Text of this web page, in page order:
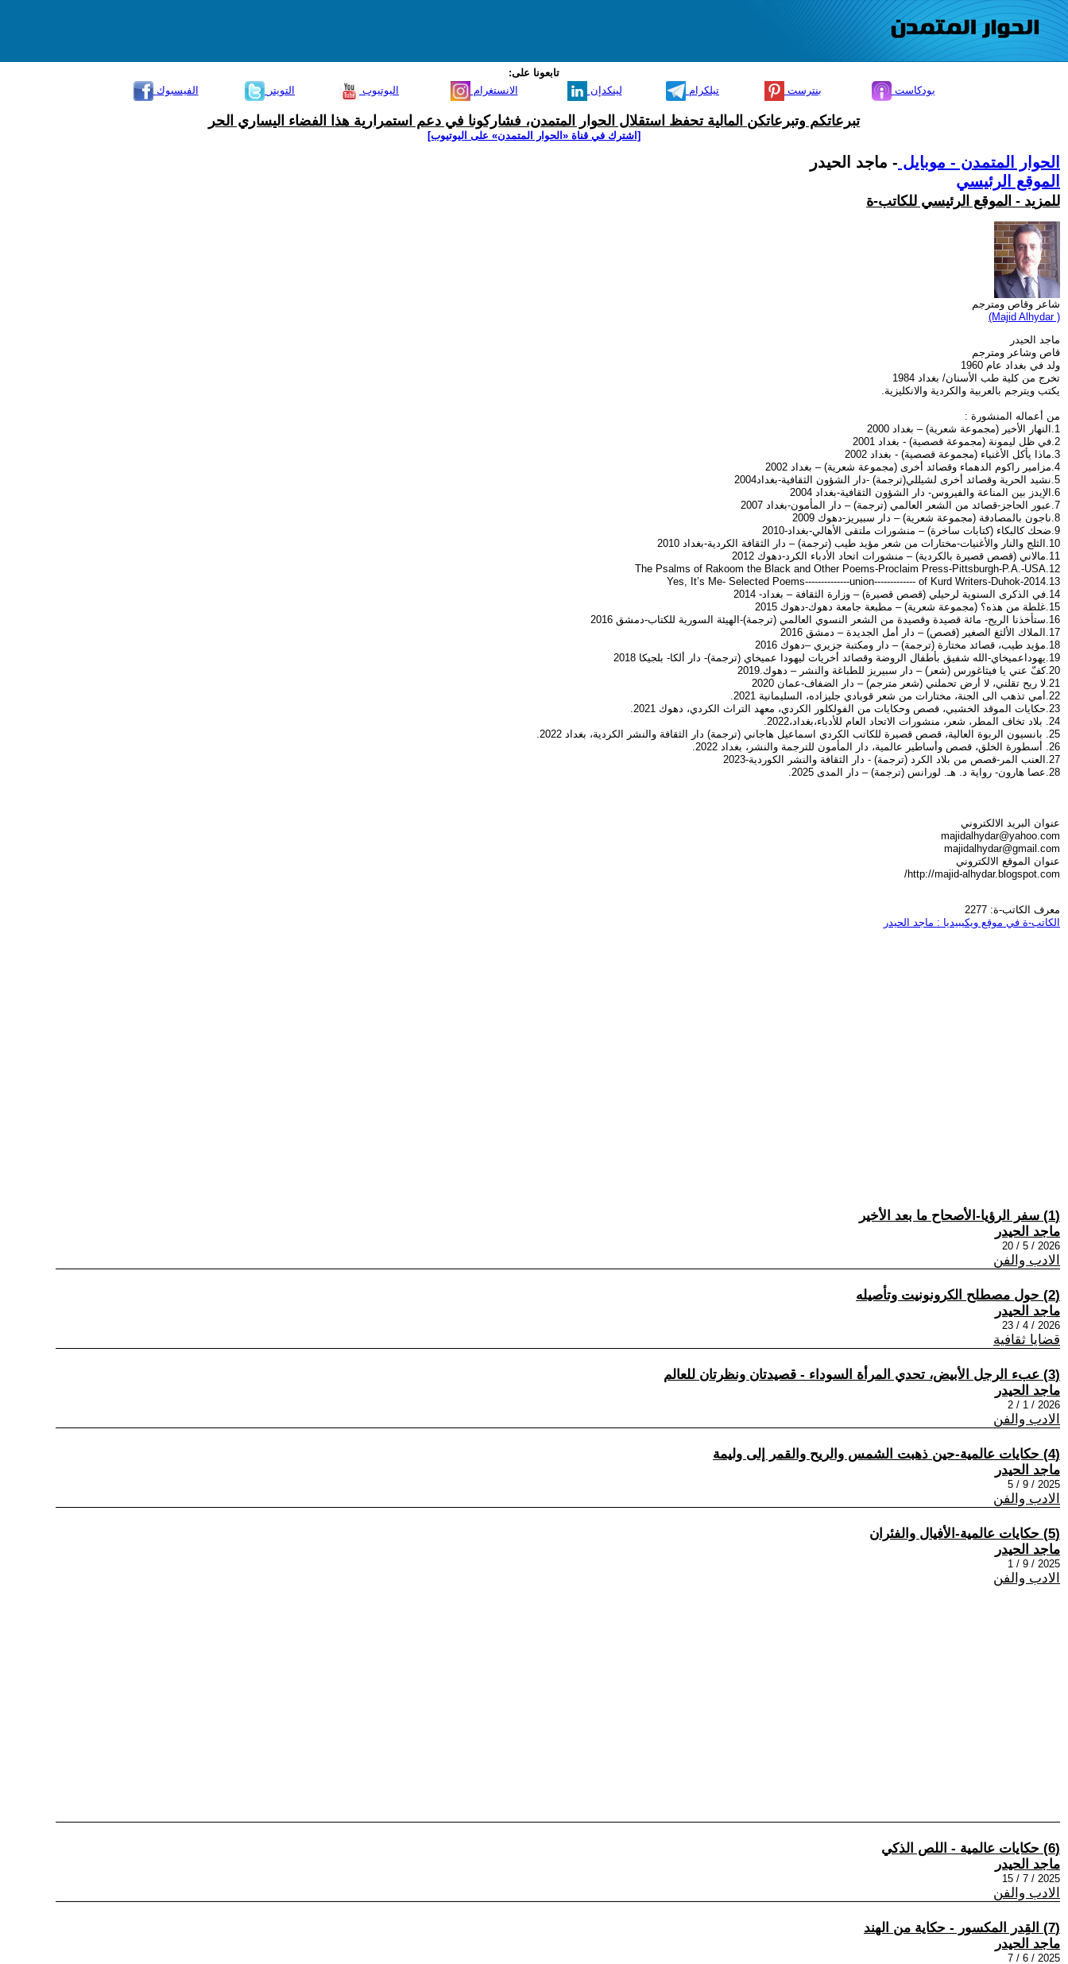
تابعونا على:
الفيسبوك
التويتر اليوتيوب الانستغرام لينكدإن تيلكرام بنترست بودكاست
تبرعاتكم وتبرعاتكن المالية تحفظ استقلال الحوار المتمدن، فشاركونا في دعم استمرارية هذا الفضاء اليساري الحر
[اشترك في قناة ‫«الحوار المتمدن» على اليوتيوب]
الحوار المتمدن - موبايل - ماجد الحيدر
الموقع الرئيسي
للمزيد - الموقع الرئيسي للكاتب-ة
شاعر وقاص ومترجم
(Majid Alhydar )
ماجد الحيدر
قاص وشاعر ومترجم
ولد في بغداد عام 1960
تخرج من كلية طب الأسنان/ بغداد 1984
يكتب ويترجم بالعربية والكردية والانكليزية.
من أعماله المنشورة :
1.النهار الأخير (مجموعة شعرية) – بغداد 2000
2.في ظل ليمونة (مجموعة قصصية) - بغداد 2001
3.ماذا يأكل الأغنياء (مجموعة قصصية) - بغداد 2002
4.مزامير راكوم الدهماء وقصائد أخرى (مجموعة شعرية) – بغداد 2002
5.نشيد الحرية وقصائد أخرى لشيللي(ترجمة) -دار الشؤون الثقافية-بغداد2004
6.الإيدز بين المناعة والفيروس- دار الشؤون الثقافية-بغداد 2004
7.عبور الحاجز-قصائد من الشعر العالمي (ترجمة) – دار المأمون-بغداد 2007
8.ناجون بالمصادفة (مجموعة شعرية) – دار سبيريز-دهوك 2009
9.ضحك كالبكاء (كتابات ساخرة) – منشورات ملتقى الأهالي-بغداد-2010
10.الثلج والنار والأغنيات-مختارات من شعر مؤيد طيب (ترجمة) – دار الثقافة الكردية-بغداد 2010
11.مالاني (قصص قصيرة بالكردية) – منشورات اتحاد الأدباء الكرد-دهوك 2012
12.The Psalms of Rakoom the Black and Other Poems-Proclaim Press-Pittsburgh-P.A.-USA
13.Yes, It’s Me- Selected Poems--------------union------------- of Kurd Writers-Duhok-2014
14.في الذكرى السنوية لرحيلي (قصص قصيرة) – وزارة الثقافة – بغداد- 2014
15.غلطة من هذه؟ (مجموعة شعرية) – مطبعة جامعة دهوك-دهوك 2015
16.ستأخذنا الريح- مائة قصيدة وقصيدة من الشعر النسوي العالمي (ترجمة)-الهيئة السورية للكتاب-دمشق 2016
17.الملاك الألثغ الصغير (قصص) – دار أمل الجديدة – دمشق 2016
18.مؤيد طيب، قصائد مختارة (ترجمة) – دار ومكتبة جزيري –دهوك 2016
19.يهوداعميخاي-الله شفيق بأطفال الروضة وقصائد أخريات ليهودا عميخاي (ترجمة)- دار ألكا- بلجيكا 2018
20.كفّ عني يا فيثاغورس (شعر) – دار سبيريز للطباغة والنشر – دهوك.2019
21.لا ريح تقلني، لا أرض تحملني (شعر مترجم) – دار الضفاف-عمان 2020
22.أمي تذهب الى الجنة، مختارات من شعر قوبادي جليزاده، السليمانية 2021.
23.حكايات الموقد الخشبي، قصص وحكايات من الفولكلور الكردي، معهد التراث الكردي، دهوك 2021.
24. بلاد تخاف المطر، شعر، منشورات الاتحاد العام للأدباء،بغداد،2022.
25. بانسيون الربوة العالية، قصص قصيرة للكاتب الكردي اسماعيل هاجاني (ترجمة) دار الثقافة والنشر الكردية، بغداد 2022.
26. أسطورة الخلق، قصص وأساطير عالمية، دار المأمون للترجمة والنشر، بغداد 2022.
27.العنب المر-قصص من بلاد الكرد (ترجمة) - دار الثقافة والنشر الكوردية-2023
28.عصا هارون- رواية د. هـ. لورانس (ترجمة) – دار المدى 2025.
عنوان البريد الالكتروني
majidalhydar@yahoo.com
majidalhydar@gmail.com
عنوان الموقع الالكتروني
http://majid-alhydar.blogspot.com/
معرف الكاتب-ة: 2277
الكاتب-ة في موقع ويكيبيديا : ماجد الحيدر
(1) سفر الرؤيا-الأصحاح ما بعد الأخير
ماجد الحيدر
2026 / 5 / 20
الادب والفن
(2) حول مصطلح الكرونونيت وتأصيله
ماجد الحيدر
2026 / 4 / 23
قضايا ثقافية
(3) عبء الرجل الأبيض، تحدي المرأة السوداء - قصيدتان ونظرتان للعالم
ماجد الحيدر
2026 / 1 / 2
الادب والفن
(4) حكايات عالمية-حين ذهبت الشمس والريح والقمر إلى وليمة
ماجد الحيدر
2025 / 9 / 5
الادب والفن
(5) حكايات عالمية-الأفيال والفئران
ماجد الحيدر
2025 / 9 / 1
الادب والفن
(6) حكايات عالمية - اللص الذكي
ماجد الحيدر
2025 / 7 / 15
الادب والفن
(7) القِدر المكسور - حكاية من الهند
ماجد الحيدر
2025 / 6 / 7